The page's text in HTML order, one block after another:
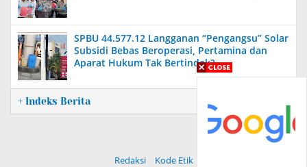
SPBU 44.577.12 Langganan “Pengangsu” Solar
Subsidi Bebas Beroperasi, Pertamina dan
Aparat Hukum Tak Bertindak?
+ Indeks Berita
Redaksi Kode Etik